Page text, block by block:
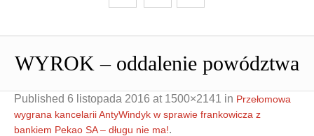
WYROK – oddalenie powództwa
Published 6 listopada 2016 at 1500×2141 in Przełomowa
wygrana kancelarii AntyWindyk w sprawie frankowicza z
bankiem Pekao SA – długu nie ma!.